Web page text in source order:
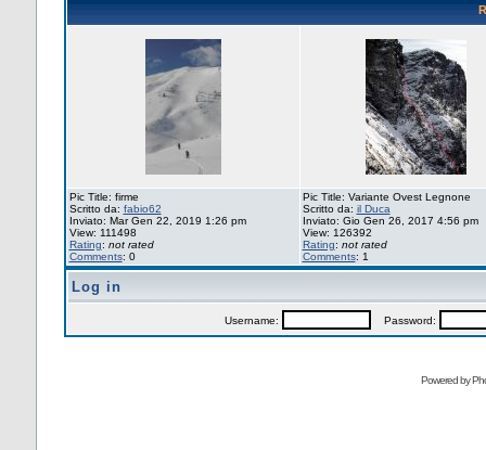
Pic Title: firme
Scritto da: fabio62
Inviato: Mar Gen 22, 2019 1:26 pm
View: 111498
Rating: not rated
Comments: 0
Pic Title: Variante Ovest Legnone
Scritto da: il Duca
Inviato: Gio Gen 26, 2017 4:56 pm
View: 126392
Rating: not rated
Comments: 1
Log in
Username: Password:
Powered by